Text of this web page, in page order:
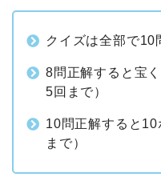
クイズは全部で10
8問正解すると宝
5回まで）
10問正解すると
まで）